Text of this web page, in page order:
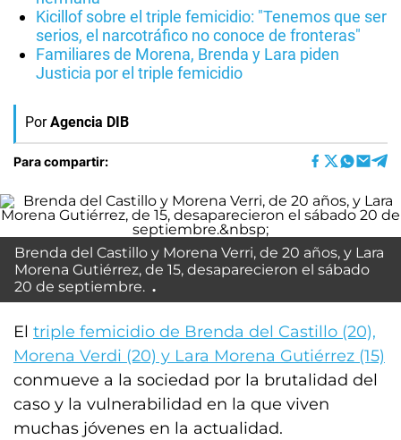
Kicillof sobre el triple femicidio: "Tenemos que ser
serios, el narcotráfico no conoce de fronteras"
Familiares de Morena, Brenda y Lara piden
Justicia por el triple femicidio
Por Agencia DIB
Para compartir:
Brenda del Castillo y Morena Verri, de 20 años, y Lara
Morena Gutiérrez, de 15, desaparecieron el sábado
20 de septiembre.
El triple femicidio de Brenda del Castillo (20),
Morena Verdi (20) y Lara Morena Gutiérrez (15)
conmueve a la sociedad por la brutalidad del
caso y la vulnerabilidad en la que viven
muchas jóvenes en la actualidad.